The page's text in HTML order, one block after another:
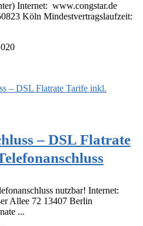
Internet: www.congstar.de
Köln Mindestvertragslaufzeit:
– DSL Flatrate
nutzbar! Internet:
Allee 72 13407 Berlin
...